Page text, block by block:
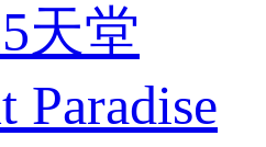
天堂
Paradise